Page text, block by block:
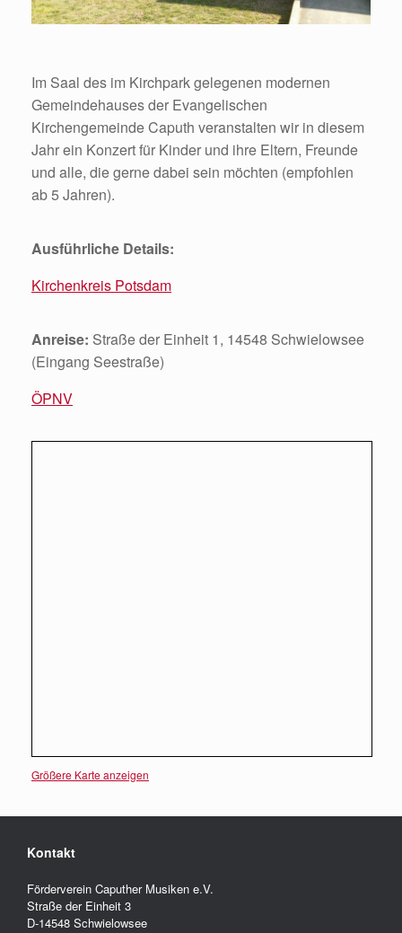
Im Saal des im Kirchpark gelegenen modernen
Gemeindehauses der Evangelischen
Kirchengemeinde Caputh veranstalten wir in diesem
Jahr ein Konzert für Kinder und ihre Eltern, Freunde
und alle, die gerne dabei sein möchten (empfohlen
ab 5 Jahren).
Ausführliche Details:
Kirchenkreis Potsdam
Anreise: Straße der Einheit 1, 14548 Schwielowsee
(Eingang Seestraße)
ÖPNV
Größere Karte anzeigen
Kontakt
Förderverein Caputher Musiken e.V.
Straße der Einheit 3
D-14548 Schwielowsee